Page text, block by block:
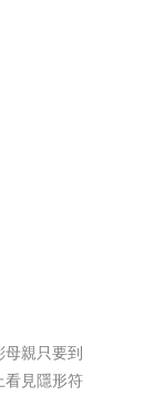
親只要到
看見隱形符